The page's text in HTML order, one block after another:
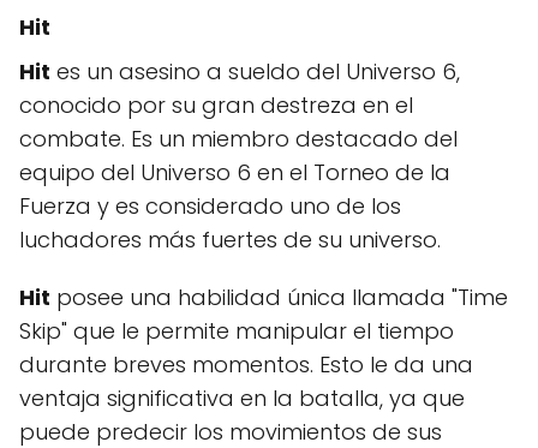
Hit
Hit es un asesino a sueldo del Universo 6,
conocido por su gran destreza en el
combate. Es un miembro destacado del
equipo del Universo 6 en el Torneo de la
Fuerza y es considerado uno de los
luchadores más fuertes de su universo.
Hit posee una habilidad única llamada "Time
Skip" que le permite manipular el tiempo
durante breves momentos. Esto le da una
ventaja significativa en la batalla, ya que
puede predecir los movimientos de sus